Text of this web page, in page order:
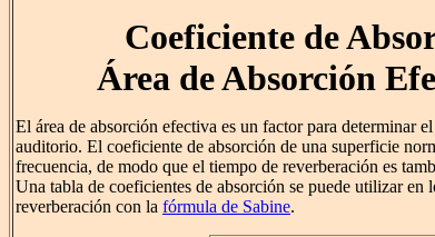
Coeficiente de
Área de Absorción
El área de absorción efectiva es un factor para determinar el
auditorio. El coeficiente de absorción de una superficie
frecuencia, de modo que el tiempo de reverberación es
Una tabla de coeficientes de absorción se puede utilizar en
reverberación con la fórmula de Sabine.